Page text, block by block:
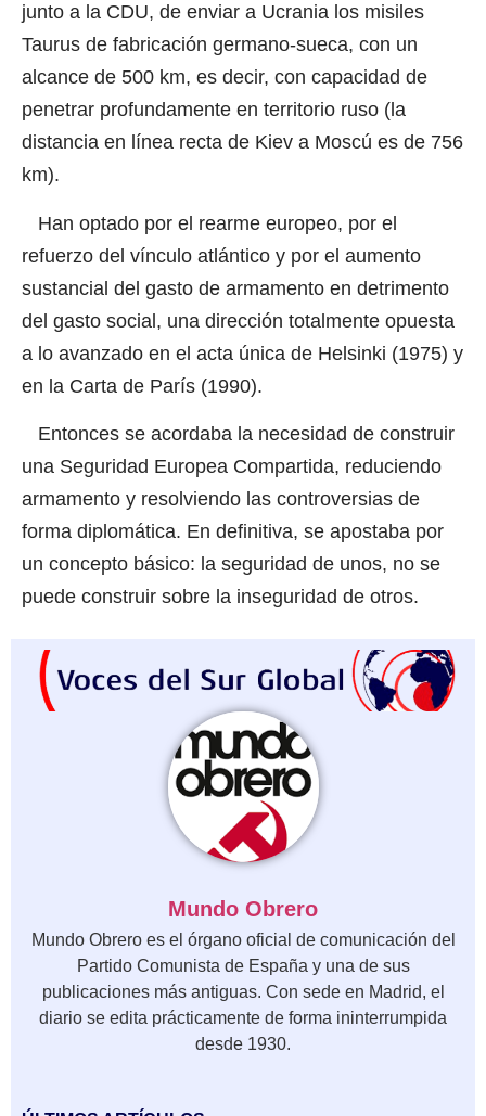
junto a la CDU, de enviar a Ucrania los misiles
Taurus de fabricación germano-sueca, con un
alcance de 500 km, es decir, con capacidad de
penetrar profundamente en territorio ruso (la
distancia en línea recta de Kiev a Moscú es de 756
km).
Han optado por el rearme europeo, por el
refuerzo del vínculo atlántico y por el aumento
sustancial del gasto de armamento en detrimento
del gasto social, una dirección totalmente opuesta
a lo avanzado en el acta única de Helsinki (1975) y
en la Carta de París (1990).
Entonces se acordaba la necesidad de construir
una Seguridad Europea Compartida, reduciendo
armamento y resolviendo las controversias de
forma diplomática. En definitiva, se apostaba por
un concepto básico: la seguridad de unos, no se
puede construir sobre la inseguridad de otros.
Mundo Obrero
Mundo Obrero es el órgano oficial de comunicación del
Partido Comunista de España y una de sus
publicaciones más antiguas. Con sede en Madrid, el
diario se edita prácticamente de forma ininterrumpida
desde 1930.